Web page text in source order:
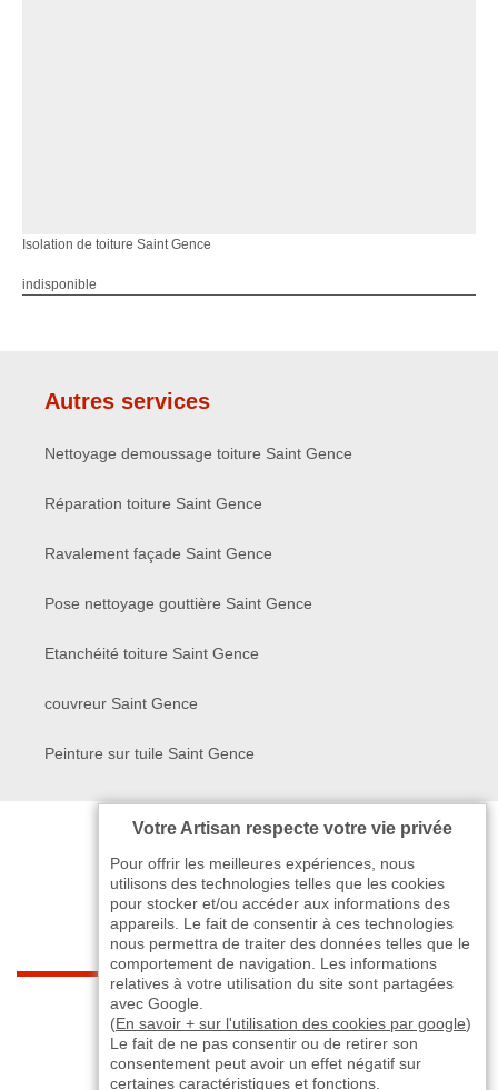
Isolation de toiture Saint Gence
indisponible
Autres services
Nettoyage demoussage toiture Saint Gence
Réparation toiture Saint Gence
Ravalement façade Saint Gence
Pose nettoyage gouttière Saint Gence
Etanchéité toiture Saint Gence
couvreur Saint Gence
Peinture sur tuile Saint Gence
indisponible - indisponible>
Votre Artisan respecte votre vie privée
Pour offrir les meilleures expériences, nous
utilisons des technologies telles que les cookies
pour stocker et/ou accéder aux informations des
appareils. Le fait de consentir à ces technologies
nous permettra de traiter des données telles que le
comportement de navigation. Les informations
relatives à votre utilisation du site sont partagées
avec Google.
(En savoir + sur l'utilisation des cookies par google)
Le fait de ne pas consentir ou de retirer son
consentement peut avoir un effet négatif sur
certaines caractéristiques et fonctions.